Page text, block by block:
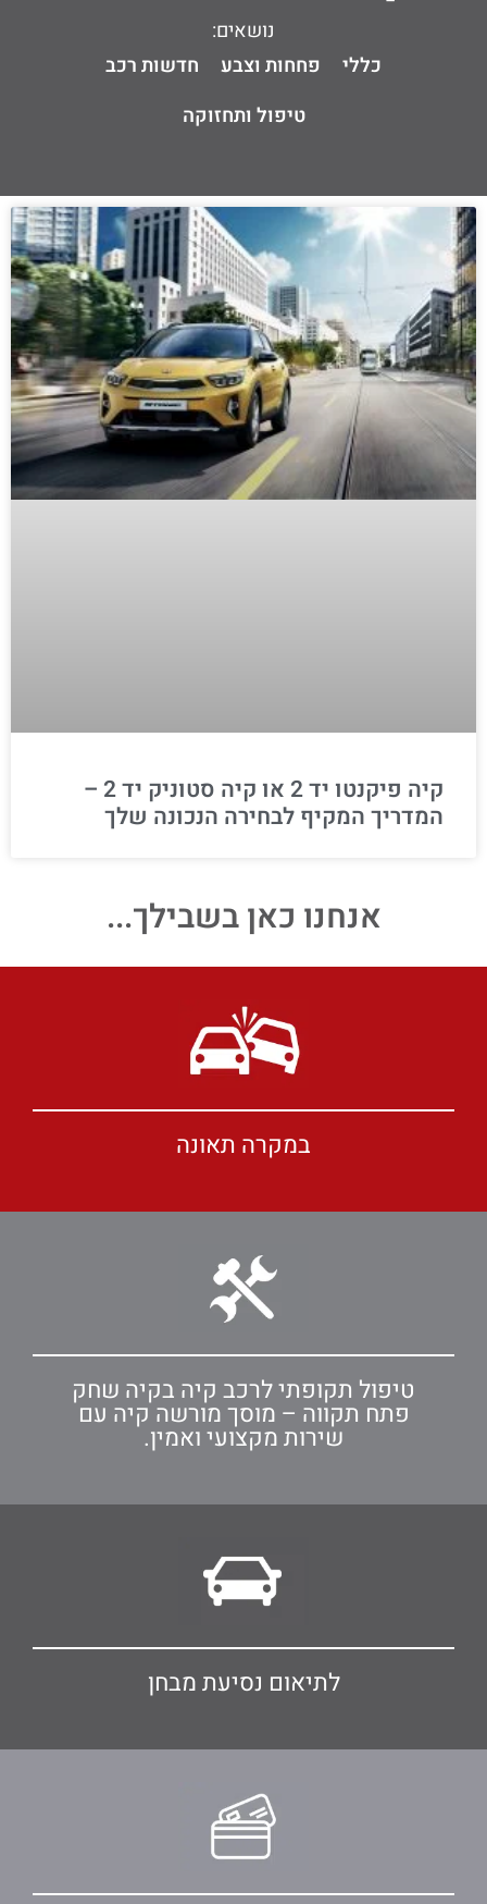
נושאים:
כללי
פחחות וצבע
חדשות רכב
טיפול ותחזוקה
קיה פיקנטו יד 2 או קיה סטוניק יד 2 –
המדריך המקיף לבחירה הנכונה שלך
אנחנו כאן בשבילך...
במקרה תאונה
טיפול תקופתי לרכב קיה בקיה שחק
פתח תקווה – מוסך מורשה קיה עם
שירות מקצועי ואמין.
לתיאום נסיעת מבחן